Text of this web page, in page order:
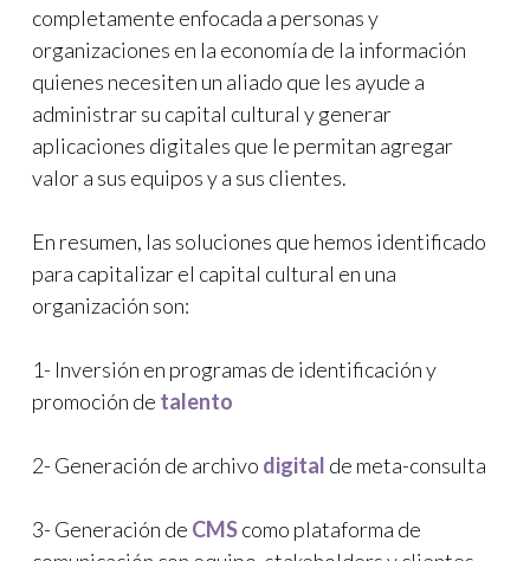
completamente enfocada a personas y
organizaciones en la economía de la información
quienes necesiten un aliado que les ayude a
administrar su capital cultural y generar
aplicaciones digitales que le permitan agregar
valor a sus equipos y a sus clientes.
En resumen, las soluciones que hemos identificado
para capitalizar el capital cultural en una
organización son:
1- Inversión en programas de identificación y
promoción de talento
2- Generación de archivo digital de meta-consulta
3- Generación de CMScomo plataforma de